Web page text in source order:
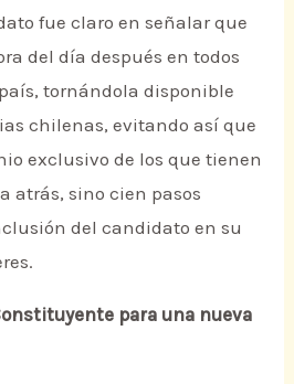
fue claro en señalar que
del día después en todos
tornándola disponible
chilenas, evitando así que
exclusivo de los que tienen
atrás, sino cien pasos
del candidato en su
para una nueva